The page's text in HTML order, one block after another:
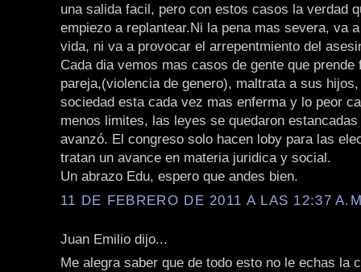
una salida facil, pero con estos casos la verdad
empiezo a replantear.Ni la pena mas severa, va
vida, ni va a provocar el arrepentmiento del
Cada dia vemos mas casos de gente que prende
pareja,(violencia de genero), maltrata a sus
sociedad esta cada vez mas enferma y lo peor
menos limites, las leyes se quedaron
avanzó. El congreso solo hacen loby para las
tratan un avance en materia juridica y social.
Un abrazo Edu, espero que andes bien.
11 DE FEBRERO DE 2011 A LAS 12:37
Juan Emilio dijo...
Me alegra saber que de todo esto no le echas la